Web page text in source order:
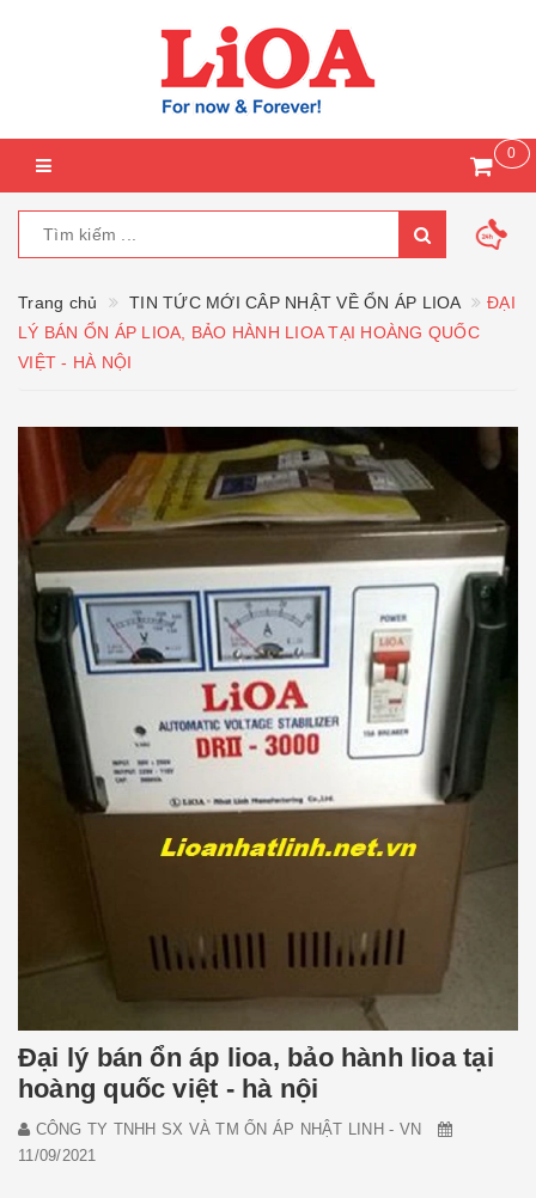
0
Trang chủ TIN TỨC MỚI CÂP NHẬT VỀ ỔN ÁP LIOA
ĐẠI
LÝ BÁN ỔN ÁP LIOA, BẢO HÀNH LIOA TẠI HOÀNG QUỐC
VIỆT - HÀ NỘI
Đại lý bán ổn áp lioa, bảo hành lioa tại
hoàng quốc việt - hà nội
CÔNG TY TNHH SX VÀ TM ỔN ÁP NHẬT LINH - VN
11/09/2021